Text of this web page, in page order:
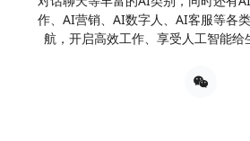
作、AI营销、AI数字人、AI客服等各
航，开启高效工作、享受人工智能给